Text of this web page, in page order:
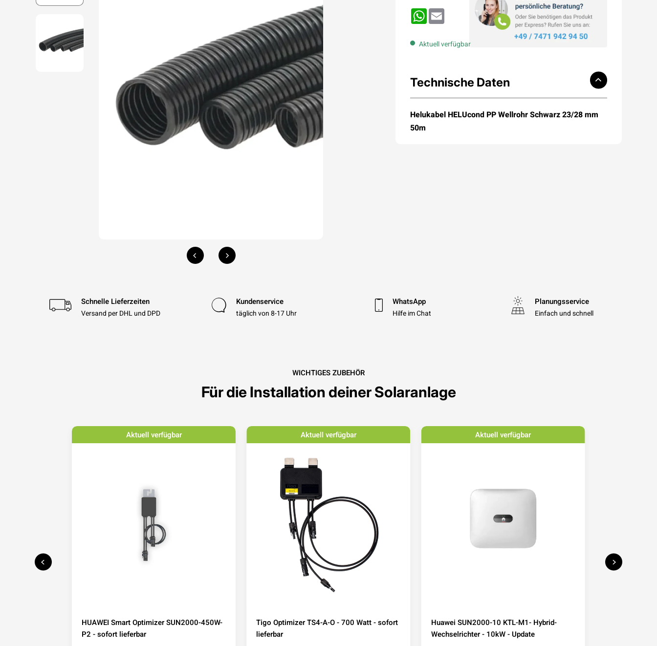
WhatsApp
Aktuell verfügbar
Technische Daten
Helukabel HELUcond PP Wellrohr Schwarz 23/28 mm
50m
Schnelle Lieferzeiten
Versand per DHL und DPD
Kundenservice
täglich von 8-17 Uhr
WhatsApp
Hilfe im Chat
Planungsservice
Einfach und schnell
WICHTIGES ZUBEHÖR
Für die Installation deiner Solaranlage
Aktuell verfügbar
HUAWEI Smart Optimizer SUN2000-450W-
P2 - sofort lieferbar
Aktuell verfügbar
Tigo Optimizer TS4-A-O - 700 Watt - sofort
lieferbar
Aktuell verfügbar
Huawei SUN2000-10 KTL-M1- Hybrid-
Wechselrichter - 10kW - Update